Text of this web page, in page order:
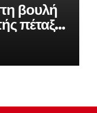
βουλή
πέταξε